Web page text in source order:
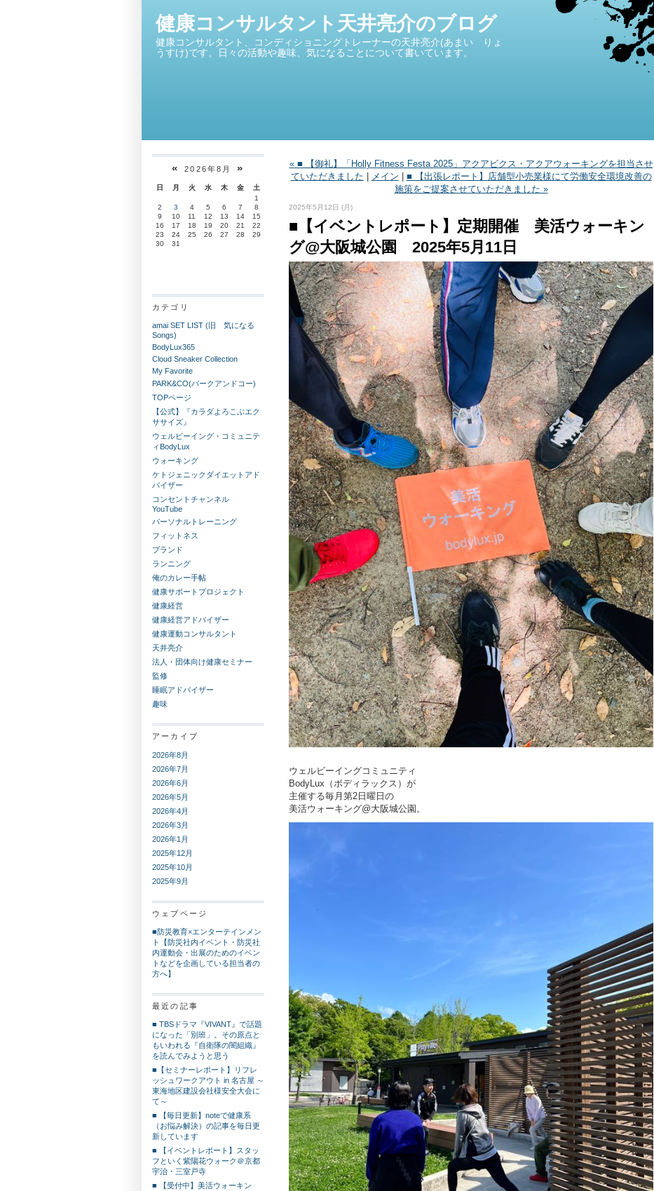
健康コンサルタント天井亮介のブログ
健康コンサルタント、コンディショニングトレーナーの天井亮介(あまい りょ
うすけ)です。日々の活動や趣味、気になることについて書いています。
«2026年8月 »
日 月 火 水 木 金
土
1
2
3 4 5 6 7
8
9
10 11 12 13 14
15
16
17 18 19 20 21
22
23
24 25 26 27 28
29
30
31
カテゴリ
amai SET LIST (旧 気になる
Songs)
BodyLux365
Cloud Sneaker Collection
My Favorite
PARK&CO(パークアンドコー)
TOPページ
【公式】『カラダよろこぶエク
ササイズ』
ウェルビーイング・コミュニテ
ィBodyLux
ウォーキング
ケトジェニックダイエットアド
バイザー
コンセントチャンネル
YouTube
パーソナルトレーニング
フィットネス
ブランド
ランニング
俺のカレー手帖
健康サポートプロジェクト
健康経営
健康経営アドバイザー
健康運動コンサルタント
天井亮介
法人・団体向け健康セミナー
監修
睡眠アドバイザー
趣味
アーカイブ
2026年8月
2026年7月
2026年6月
2026年5月
2026年4月
2026年3月
2026年1月
2025年12月
2025年10月
2025年9月
ウェブページ
■防災教育×エンターテインメン
ト【防災社内イベント・防災社
内運動会・出展のためのイベン
トなどを企画している担当者の
方へ】
最近の記事
■ TBSドラマ『VIVANT』で話題
になった「別班」。その原点と
もいわれる『自衛隊の闇組織』
を読んでみようと思う
■【セミナーレポート】リフレ
ッシュワークアウト in 名古屋 ～
東海地区建設会社様安全大会に
て～
■ 【毎日更新】noteで健康系
（お悩み解決）の記事を毎日更
新しています
■ 【イベントレポート】スタッ
フといく紫陽花ウォーク＠京都
宇治・三室戸寺
■ 【受付中】美活ウォーキン
« ■ 【御礼】「Holly Fitness Festa 2025」アクアビクス・アクアウォーキングを担当させ
ていただきました
メイン
■ 【出張レポート】店舗型小売業様にて労働安全環境改善の
施策をご提案させていただきました »
2025年5月12日 (月)
■【イベントレポート】定期開催 美活ウォーキン
グ@大阪城公園 2025年5月11日
ウェルビーイングコミュニティ
BodyLux（ボディラックス）が
主催する毎月第2日曜日の
美活ウォーキング@大阪城公園。